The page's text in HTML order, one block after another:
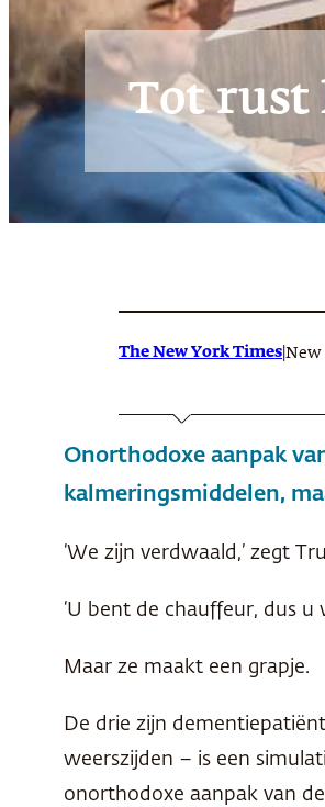
Tot rust
The New York Times New
Onorthodoxe aanpak
kalmeringsmiddelen,
‘We zijn verdwaald,’ zegt
‘U bent de chauffeur, dus
Maar ze maakt een grapje.
De drie zijn
weerszijden – is een
onorthodoxe aanpak van